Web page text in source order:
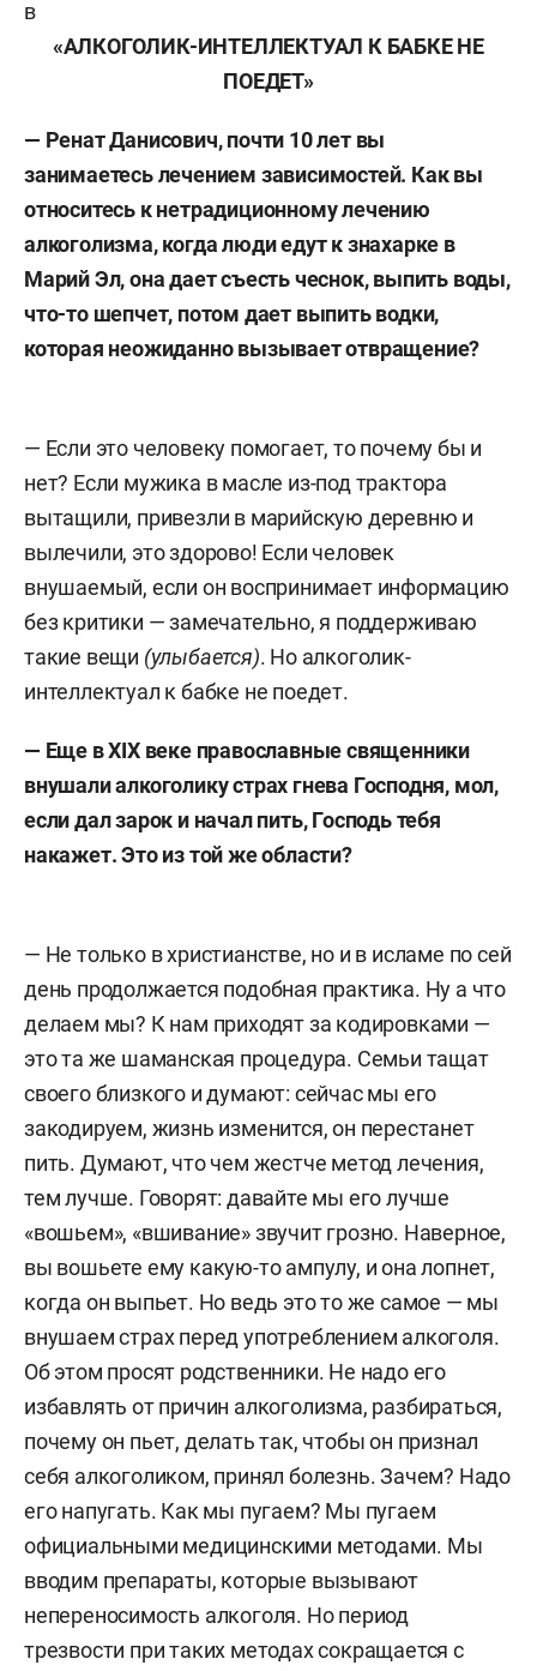
в
«АЛКОГОЛИК-ИНТЕЛЛЕКТУАЛ К БАБКЕ НЕ
ПОЕДЕТ»
— Ренат Данисович, почти 10 лет вы
занимаетесь лечением зависимостей. Как вы
относитесь к нетрадиционному лечению
алкоголизма, когда люди едут к знахарке в
Марий Эл, она дает съесть чеснок, выпить воды,
что-то шепчет, потом дает выпить водки,
которая неожиданно вызывает отвращение?
— Если это человеку помогает, то почему бы и
нет? Если мужика в масле из-под трактора
вытащили, привезли в марийскую деревню и
вылечили, это здорово! Если человек
внушаемый, если он воспринимает информацию
без критики — замечательно, я поддерживаю
такие вещи (улыбается). Но алкоголик-
интеллектуал к бабке не поедет.
— Еще в XIX веке православные священники
внушали алкоголику страх гнева Господня, мол,
если дал зарок и начал пить, Господь тебя
накажет. Это из той же области?
— Не только в христианстве, но и в исламе по сей
день продолжается подобная практика. Ну а что
делаем мы? К нам приходят за кодировками —
это та же шаманская процедура. Семьи тащат
своего близкого и думают: сейчас мы его
закодируем, жизнь изменится, он перестанет
пить. Думают, что чем жестче метод лечения,
тем лучше. Говорят: давайте мы его лучше
«вошьем», «вшивание» звучит грозно. Наверное,
вы вошьете ему какую-то ампулу, и она лопнет,
когда он выпьет. Но ведь это то же самое — мы
внушаем страх перед употреблением алкоголя.
Об этом просят родственники. Не надо его
избавлять от причин алкоголизма, разбираться,
почему он пьет, делать так, чтобы он признал
себя алкоголиком, принял болезнь. Зачем? Надо
его напугать. Как мы пугаем? Мы пугаем
официальными медицинскими методами. Мы
вводим препараты, которые вызывают
непереносимость алкоголя. Но период
трезвости при таких методах сокращается с